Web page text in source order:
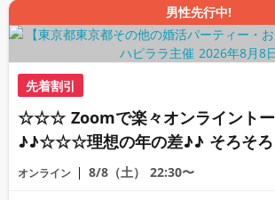
男性先行中!
先着割引
☆☆☆ Zoomで楽々オンライント
♪♪☆☆☆理想の年の差♪♪ そろそろ
素敵な恋人見つけたい♪ ♪☆カジュ
オンライン 8/8（土） 22:30〜